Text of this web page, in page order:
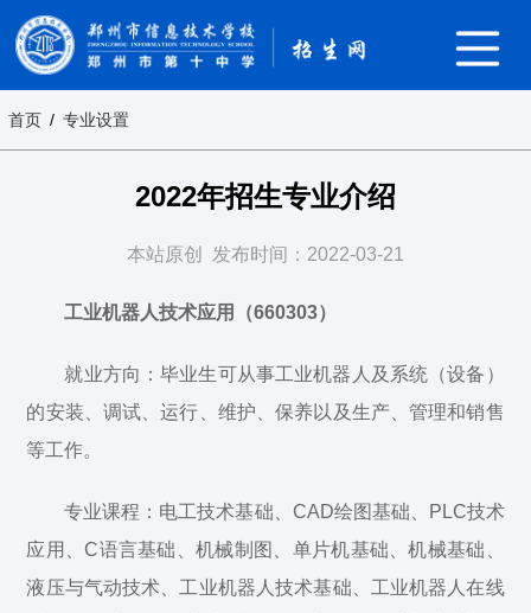
首页 / 专业设置
2022年招生专业介绍
本站原创 发布时间：2022-03-21
工业机器人技术应用（660303）
就业方向：毕业生可从事工业机器人及系统（设备）
的安装、调试、运行、维护、保养以及生产、管理和销售
等工作。
专业课程：电工技术基础、CAD绘图基础、PLC技术
应用、C语言基础、机械制图、单片机基础、机械基础、
液压与气动技术、工业机器人技术基础、工业机器人在线